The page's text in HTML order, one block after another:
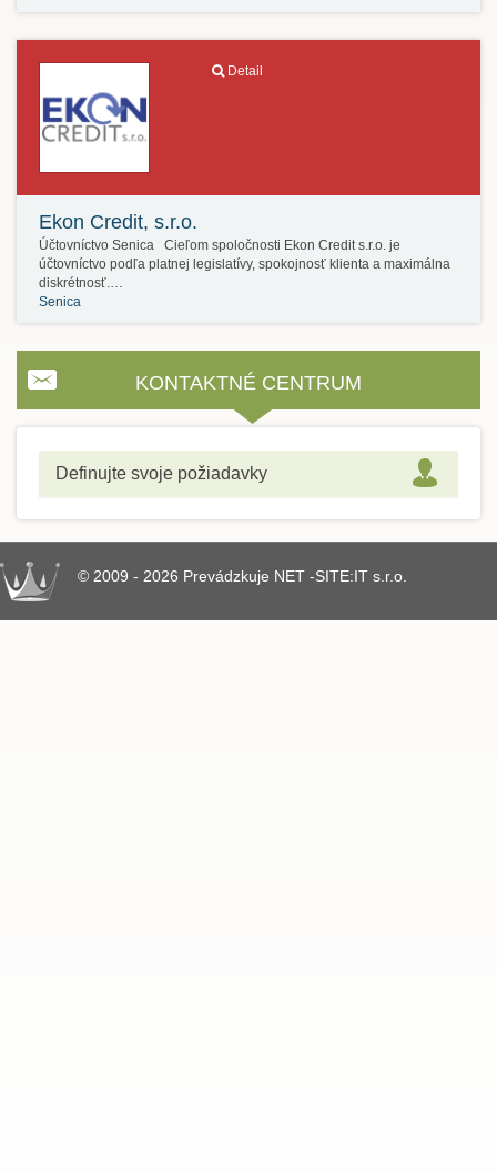
Detail
Ekon Credit, s.r.o.
Účtovníctvo Senica Cieľom spoločnosti Ekon Credit s.r.o. je
účtovníctvo podľa platnej legislatívy, spokojnosť klienta a maximálna
diskrétnosť.…
Senica
KONTAKTNÉ CENTRUM
Definujte svoje požiadavky
© 2009 - 2026 Prevádzkuje NET -SITE:IT s.r.o.